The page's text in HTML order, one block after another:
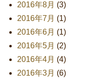
2016年8月 (3)
2016年7月 (1)
2016年6月 (1)
2016年5月 (2)
2016年4月 (4)
2016年3月 (6)